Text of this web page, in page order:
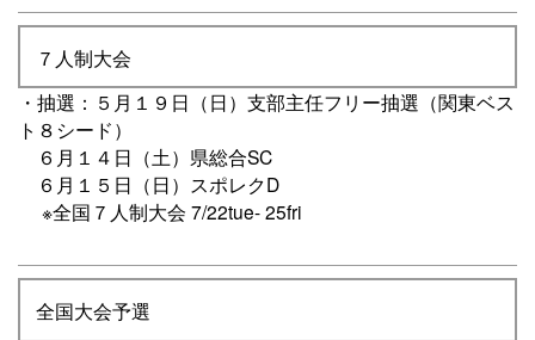
７人制大会
・抽選：５月１９日（日）支部主任フリー抽選（関東ベス
ト８シード）
６月１４日（土）県総合SC
６月１５日（日）スポレクD
※全国７人制大会 7/22tue- 25fri
全国大会予選